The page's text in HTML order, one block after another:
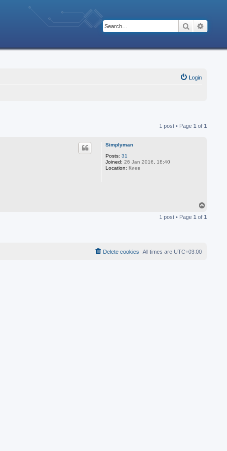
Search
Login
1 post • Page 1 of 1
Simplyman
Posts: 31
Joined: 26 Jan 2016, 18:40
Location: Киев
p
1 post • Page 1 of 1
All times are UTC+03:00
Delete cookies